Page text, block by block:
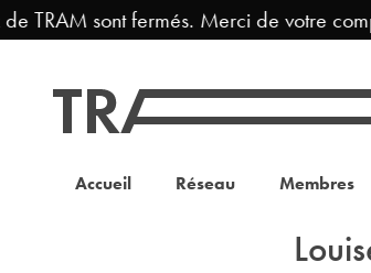
TRAM sont fermés. Merci de votre
Accueil Réseau Membres